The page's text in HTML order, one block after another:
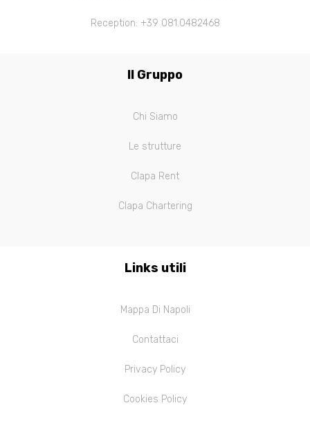
Reception: +39 081.0482468
Il Gruppo
Chi Siamo
Le strutture
Clapa Rent
Clapa Chartering
Links utili
Mappa Di Napoli
Contattaci
Privacy Policy
Cookies Policy